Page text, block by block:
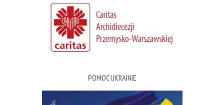
POMOC UKRAINIE